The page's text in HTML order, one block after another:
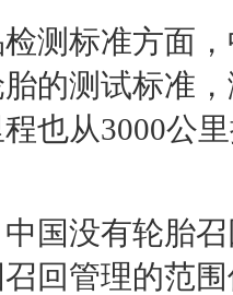
标准方面，
的测试标准
也从3000公
国没有轮胎召
召回管理的范